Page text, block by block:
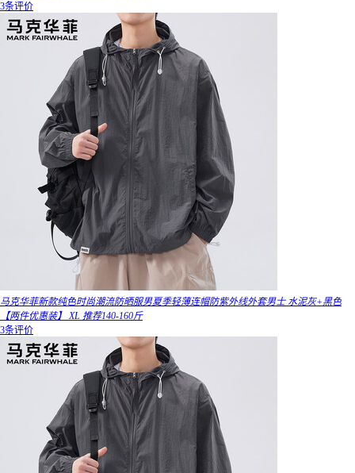
3条评价
马克华菲新款纯色时尚潮流防晒服男夏季轻薄连帽防紫外线外套男士 水泥灰+黑色
【两件优惠装】 XL 推荐140-160斤
3条评价